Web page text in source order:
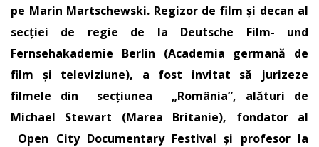
pe Marin Martschewski. Regizor de film și decan al
secției de regie de la Deutsche Film- und
Fernsehakademie Berlin (Academia germană de
film și televiziune), a fost invitat să jurizeze
filmele din secțiunea „România”, alături de
Michael Stewart (Marea Britanie), fondator al
Open City Documentary Festival și profesor la